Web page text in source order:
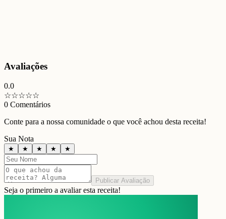
Avaliações
0.0
☆☆☆☆☆
0 Comentários
Conte para a nossa comunidade o que você achou desta receita!
Sua Nota
★ ★ ★ ★ ★
Publicar Avaliação
Seja o primeiro a avaliar esta receita!